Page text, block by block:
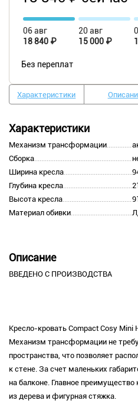
06 авг
18 840 ₽
20 авг
15 000 ₽
Без переплат
Характеристики
Характеристики
Механизм трансформации
Сборка
Ширина кресла
Глубина кресла
Высота кресла
Материал обивки
Описание
ВВЕДЕНО С ПРОИЗВОДСТВА
Кресло-кровать Compact Cosy Mini
Механизм трансформации не
пространства, что позволяет
к стене. За счет маленьких
на балконе. Главное преимущество
из дерева и фигурная стяжка.